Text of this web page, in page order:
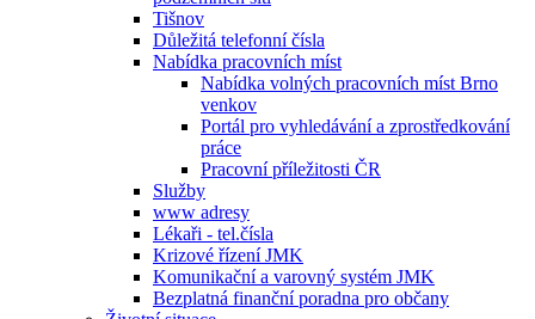
Tišnov
Důležitá telefonní čísla
Nabídka pracovních míst
Nabídka volných pracovních míst Brno
venkov
Portál pro vyhledávání a zprostředkování
práce
Pracovní příležitosti ČR
Služby
www adresy
Lékaři - tel.čísla
Krizové řízení JMK
Komunikační a varovný systém JMK
Bezplatná finanční poradna pro občany